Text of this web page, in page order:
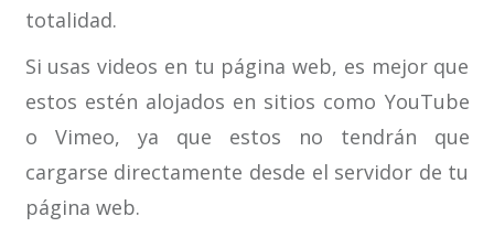
totalidad.
Si usas videos en tu página web, es mejor que
estos estén alojados en sitios como YouTube
o Vimeo, ya que estos no tendrán que
cargarse directamente desde el servidor de tu
página web.